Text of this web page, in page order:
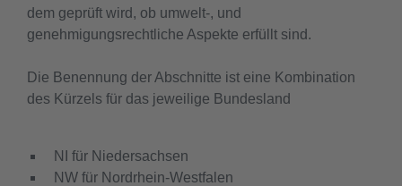
dem geprüft wird, ob umwelt-, und
genehmigungsrechtliche Aspekte erfüllt sind.
Die Benennung der Abschnitte ist eine Kombination
des Kürzels für das jeweilige Bundesland
NI für Niedersachsen
NW für Nordrhein-Westfalen